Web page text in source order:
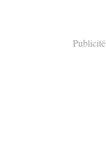
Publicité